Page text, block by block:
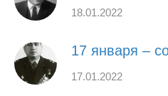
18.01.2022
17 января –
17.01.2022